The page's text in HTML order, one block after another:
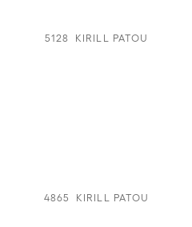
5128 KIRILL PATOU
4865 KIRILL PATOU